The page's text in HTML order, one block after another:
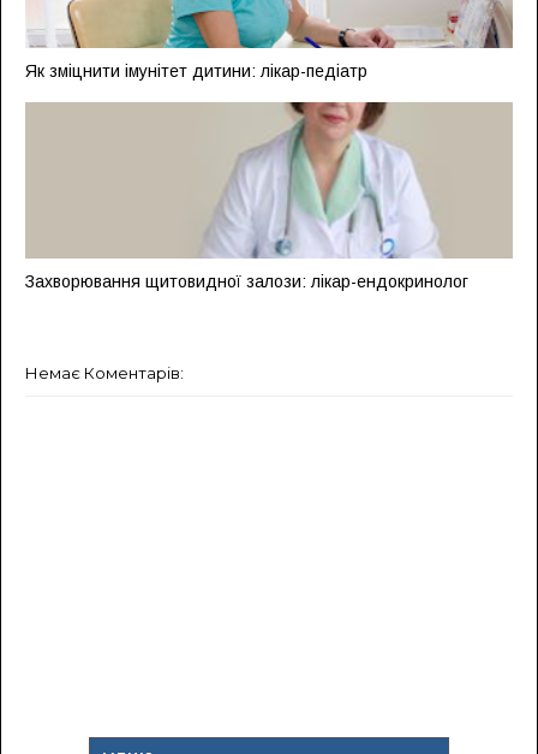
Як зміцнити імунітет дитини: лікар-педіатр
Захворювання щитовидної залози: лікар-ендокринолог
Немає Коментарів: